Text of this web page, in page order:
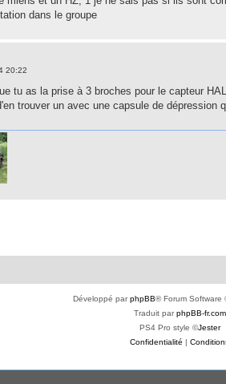
dans le groupe
20:22
tu as la prise à 3 broches pour le capteur
trouver un avec une capsule de dépression
Développé parphpBB® Forum Software
Traduit parphpBB-fr.com
PS4 Pro style ©Jester
Confidentialité |